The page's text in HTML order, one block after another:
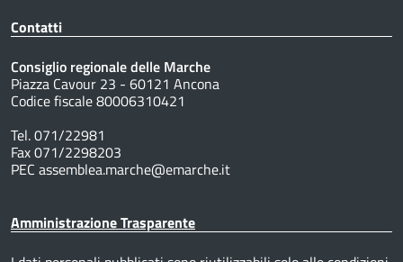
Contatti
Consiglio regionale delle Marche
Piazza Cavour 23 - 60121 Ancona
Codice fiscale 80006310421
Tel. 071/22981
Fax 071/2298203
PEC assemblea.marche@emarche.it
Amministrazione Trasparente